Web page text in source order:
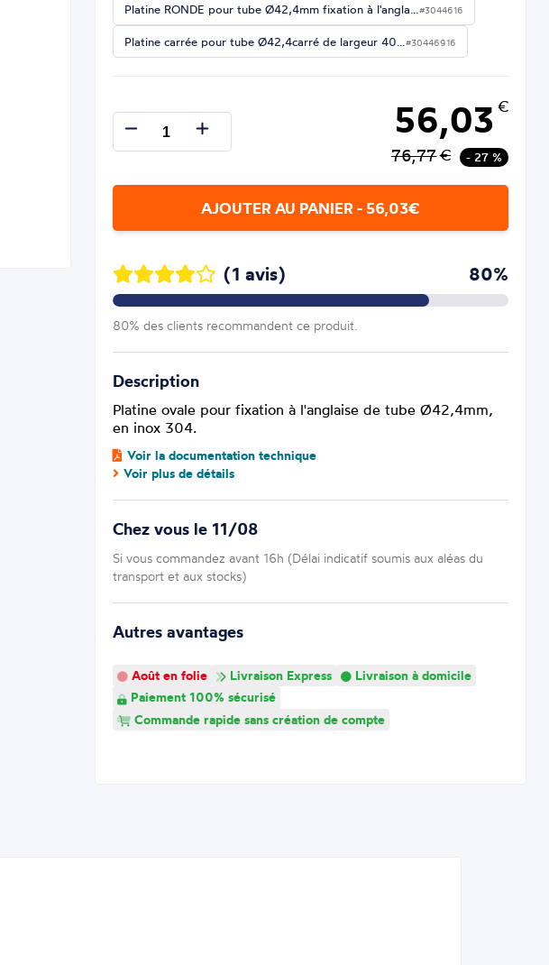
Platine RONDE pour tube Ø42,4mm fixation à l'angla… #3044616
Platine carrée pour tube Ø42,4carré de largeur 40… #30446916
56,03 €
76,77€ - 27 %
AJOUTER AU PANIER - 56,03€
(1 avis) 80%
80% des clients recommandent ce produit.
Description
Platine ovale pour fixation à l'anglaise de tube Ø42,4mm,
en inox 304.
Voir la documentation technique
Voir plus de détails
Chez vous le 11/08
Si vous commandez avant 16h (Délai indicatif soumis aux aléas du
transport et aux stocks)
Autres avantages
Août en folie Livraison Express
Livraison à domicile
Paiement 100% sécurisé
Commande rapide sans création de compte